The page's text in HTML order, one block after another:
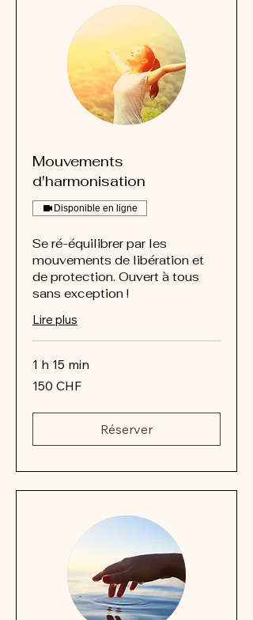
Mouvements
d'harmonisation
Disponible en ligne
Se ré-équilibrer par les
mouvements de libération et
de protection. Ouvert à tous
sans exception !
Lire plus
1 h 15 min
francs
150 CHF
Réserver